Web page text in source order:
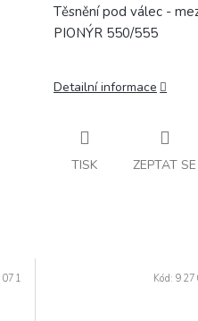
Těsnění pod válec -
PIONÝR 550/555
Detailní informace
TISK ZEPTAT SE
Kód: